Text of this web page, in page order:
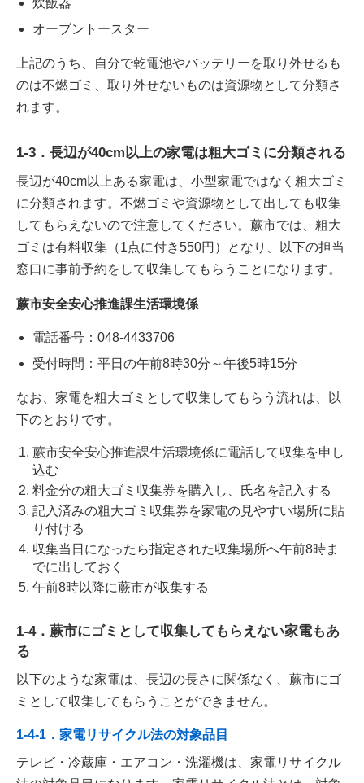
炊飯器
オーブントースター
上記のうち、自分で乾電池やバッテリーを取り外せるも
のは不燃ゴミ、取り外せないものは資源物として分類さ
れます。
1-3．長辺が40cm以上の家電は粗大ゴミに分類される
長辺が40cm以上ある家電は、小型家電ではなく粗大ゴミ
に分類されます。不燃ゴミや資源物として出しても収集
してもらえないので注意してください。蕨市では、粗大
ゴミは有料収集（1点に付き550円）となり、以下の担当
窓口に事前予約をして収集してもらうことになります。
蕨市安全安心推進課生活環境係
電話番号：048-4433706
受付時間：平日の午前8時30分～午後5時15分
なお、家電を粗大ゴミとして収集してもらう流れは、以
下のとおりです。
蕨市安全安心推進課生活環境係に電話して収集を申し
込む
料金分の粗大ゴミ収集券を購入し、氏名を記入する
記入済みの粗大ゴミ収集券を家電の見やすい場所に貼
り付ける
収集当日になったら指定された収集場所へ午前8時ま
でに出しておく
午前8時以降に蕨市が収集する
1-4．蕨市にゴミとして収集してもらえない家電もあ
る
以下のような家電は、長辺の長さに関係なく、蕨市にゴ
ミとして収集してもらうことができません。
1-4-1．家電リサイクル法の対象品目
テレビ・冷蔵庫・エアコン・洗濯機は、家電リサイクル